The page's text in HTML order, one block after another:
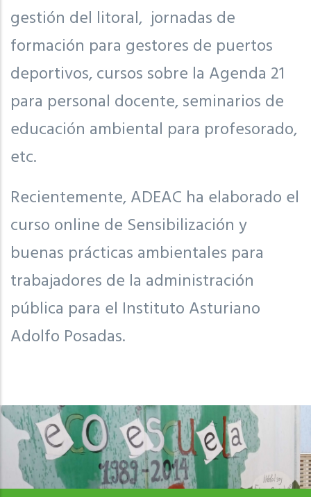
gestión del litoral, jornadas de
formación para gestores de puertos
deportivos, cursos sobre la Agenda 21
para personal docente, seminarios de
educación ambiental para profesorado,
etc.
Recientemente, ADEAC ha elaborado el
curso online de Sensibilización y
buenas prácticas ambientales para
trabajadores de la administración
pública para el Instituto Asturiano
Adolfo Posadas.